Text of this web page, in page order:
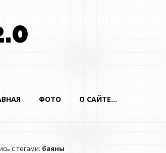
ФОТО О САЙТЕ…
с тегами: баяны